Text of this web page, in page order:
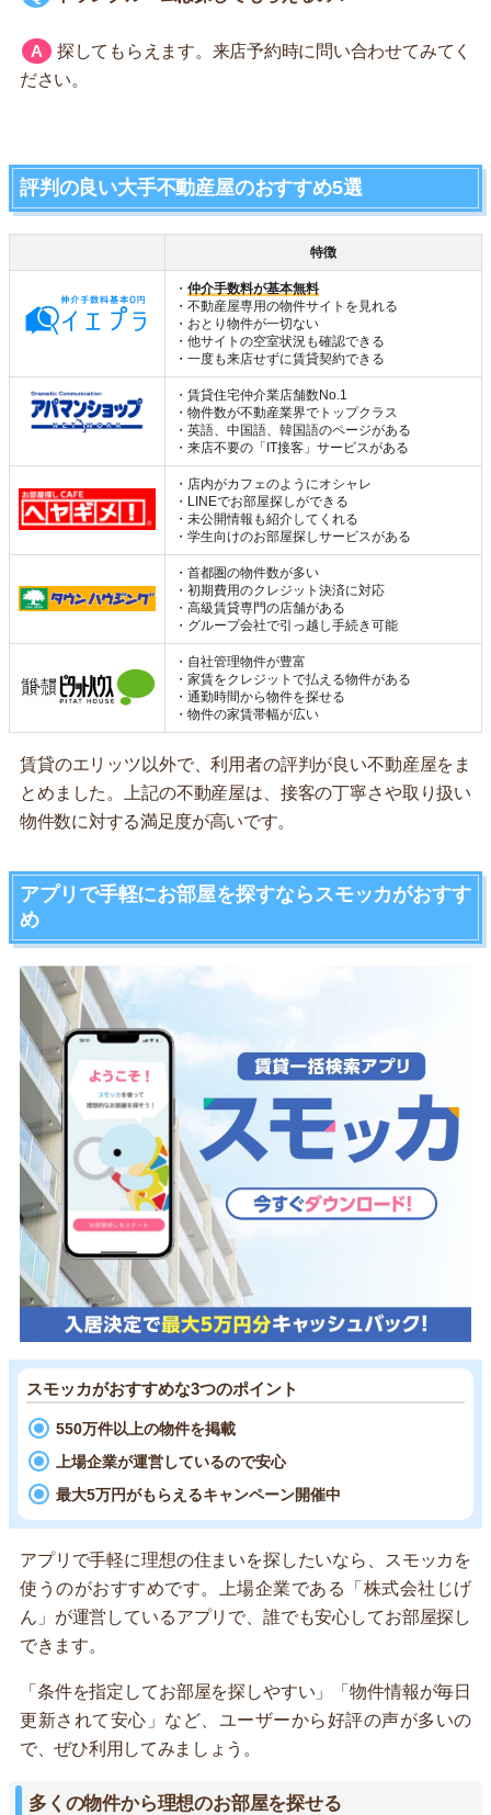
探してもらえます。来店予約時に問い合わせてみてく
ださい。
評判の良い大手不動産屋のおすすめ5選
特徴
・ 仲介手数料が基本無料
・不動産屋専用の物件サイトを見れる
・おとり物件が一切ない
・他サイトの空室状況も確認できる
・一度も来店せずに賃貸契約できる
・賃貸住宅仲介業店舗数No.1
・物件数が不動産業界でトップクラス
・英語、中国語、韓国語のページがある
・来店不要の「IT接客」サービスがある
・店内がカフェのようにオシャレ
・LINEでお部屋探しができる
・未公開情報も紹介してくれる
・学生向けのお部屋探しサービスがある
・首都圏の物件数が多い
・初期費用のクレジット決済に対応
・高級賃貸専門の店舗がある
・グループ会社で引っ越し手続き可能
・自社管理物件が豊富
・家賃をクレジットで払える物件がある
・通勤時間から物件を探せる
・物件の家賃帯幅が広い
賃貸のエリッツ以外で、利用者の評判が良い不動産屋をま
とめました。上記の不動産屋は、接客の丁寧さや取り扱い
物件数に対する満足度が高いです。
アプリで手軽にお部屋を探すならスモッカがおすす
め
スモッカがおすすめな3つのポイント
550万件以上の物件を掲載
上場企業が運営しているので安心
最大5万円がもらえるキャンペーン開催中
アプリで手軽に理想の住まいを探したいなら、スモッカを
使うのがおすすめです。上場企業である「株式会社じげ
ん」が運営しているアプリで、誰でも安心してお部屋探し
できます。
「条件を指定してお部屋を探しやすい」「物件情報が毎日
更新されて安心」など、ユーザーから好評の声が多いの
で、ぜひ利用してみましょう。
多くの物件から理想のお部屋を探せる